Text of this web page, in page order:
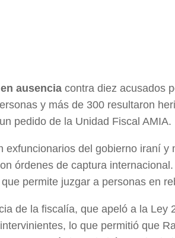
ausencia contra diez acusados
y más de 300 resultaron
pedido de la Unidad Fiscal AMIA.
exfuncionarios del gobierno iraní
órdenes de captura
permite juzgar a personas en
de la fiscalía, que apeló a la
lo que permitió que